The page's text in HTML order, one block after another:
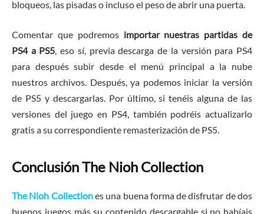
bloqueos, las pisadas o incluso el peso de abrir una puerta.
Comentar que podremosimportar nuestras partidas de
PS4 a PS5, eso sí, previa descarga de la versión para PS4
para después subir desde el menú principal a la nube
nuestros archivos. Después, ya podemos iniciar la versión
de PS5 y descargarlas. Por último, si tenéis alguna de las
versiones del juego en PS4, también podréis actualizarlo
gratis a su correspondiente remasterización de PS5.
Conclusión The Nioh Collection
The Nioh Collectiones una buena forma de disfrutar de dos
buenos juegos más su contenido descargable si no habíais